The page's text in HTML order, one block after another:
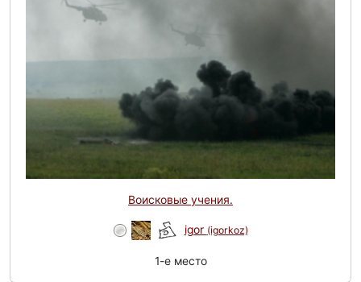
Воисковые учения.
igor (igorkoz)
1-e место